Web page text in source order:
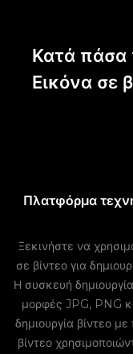
Κατά πάσα
Εικόνα σε
Πλατφόρμα
Ξεκινήστε να
σε βίντεο για
Η συσκευή
μορφές JPG, PNG
δημιουργία βίντεο
βίντεο